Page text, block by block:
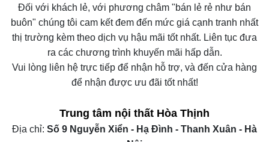
Đối với khách lẻ, với phương châm "bán lẻ rẻ như bán
buôn" chúng tôi cam kết đem đến mức giá cạnh tranh nhất
thị trường kèm theo dịch vụ hậu mãi tốt nhất. Liên tục đưa
ra các chương trình khuyến mãi hấp dẫn.
Vui lòng liên hệ trực tiếp để nhận hỗ trợ, và đến cửa hàng
để nhận được ưu đãi tốt nhất!
Trung tâm nội thất Hòa Thịnh
Địa chỉ: Số 9 Nguyễn Xiển - Hạ Đình - Thanh Xuân - Hà